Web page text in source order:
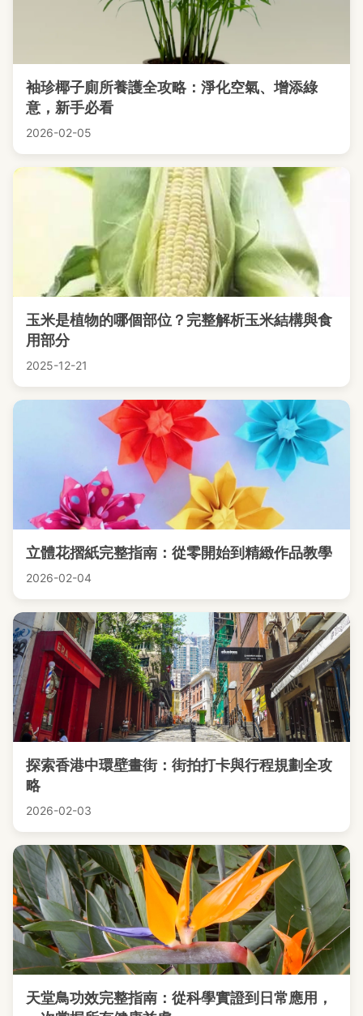
袖珍椰子廁所養護全攻略：淨化空氣、增添綠
意，新手必看
2026-02-05
玉米是植物的哪個部位？完整解析玉米結構與食
用部分
2025-12-21
立體花摺紙完整指南：從零開始到精緻作品教學
2026-02-04
探索香港中環壁畫街：街拍打卡與行程規劃全攻
略
2026-02-03
天堂鳥功效完整指南：從科學實證到日常應用，